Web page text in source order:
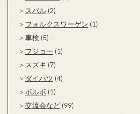
スバル (2)
フォルクスワーゲン (1)
車検 (5)
プジョー (1)
スズキ (7)
ダイハツ (4)
ボルボ (1)
交流会など (99)